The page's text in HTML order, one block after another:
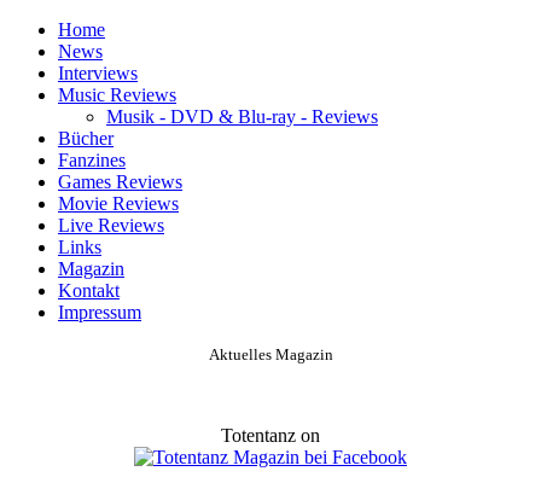
Home
News
Interviews
Music Reviews
Musik - DVD & Blu-ray - Reviews
Bücher
Fanzines
Games Reviews
Movie Reviews
Live Reviews
Links
Magazin
Kontakt
Impressum
Aktuelles Magazin
Totentanz on